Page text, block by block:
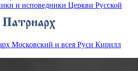
и исповедники Церкви Русской
Московский и всея Руси Кирилл